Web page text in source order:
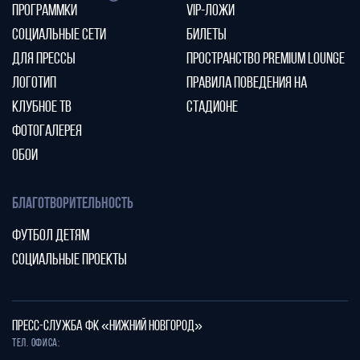
ПРОГРАММКИ
СОЦИАЛЬНЫЕ СЕТИ
ДЛЯ ПРЕССЫ
ЛОГОТИП
КЛУБНОЕ ТВ
ФОТОГАЛЕРЕЯ
ОБОИ
VIP-ЛОЖИ
БИЛЕТЫ
ПРОСТРАНСТВО PREMIUM LOUNGE
ПРАВИЛА ПОВЕДЕНИЯ НА
СТАДИОНЕ
БЛАГОТВОРИТЕЛЬНОСТЬ
ФУТБОЛ ДЕТЯМ
СОЦИАЛЬНЫЕ ПРОЕКТЫ
ПРЕСС-СЛУЖБА ФК «НИЖНИЙ НОВГОРОД»
Тел. офиса: